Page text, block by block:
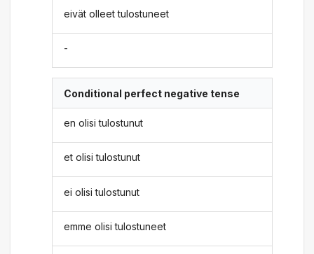
eivät olleet tulostuneet
-
Conditional perfect negative tense
en olisi tulostunut
et olisi tulostunut
ei olisi tulostunut
emme olisi tulostuneet